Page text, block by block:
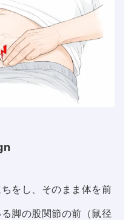
をし、そのまま体を前
脚の股関節の前（鼠径